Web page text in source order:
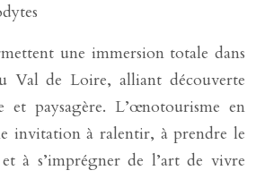
une immersion totale dans
Val de Loire, alliant découverte
et paysagère. L’œnotourisme en
invitation à ralentir, à prendre le
à s’imprégner de l’art de vivre